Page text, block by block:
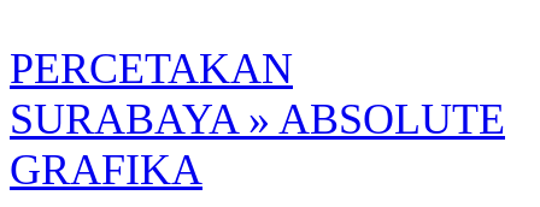
Skip
to
content
PERCETAKAN
SURABAYA » ABSOLUTE
GRAFIKA